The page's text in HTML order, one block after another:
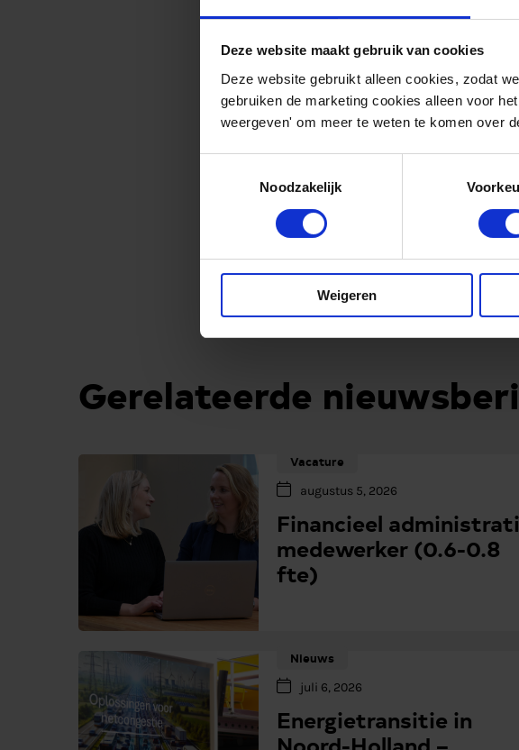
Deze website maakt gebruik van cookies
Deze website gebruikt alleen cookies, zodat
gebruiken de marketing cookies alleen voor
weergeven' om meer te weten te komen over
Noodzakelijk
Weigeren
turnarounds en projecten.
Meer over Stork
Gerelateerde
Vacature
augustus 5, 2026
Financieel
medewerker (0.6-0.8
fte)
Nieuws
juli 6, 2026
Energietransitie in